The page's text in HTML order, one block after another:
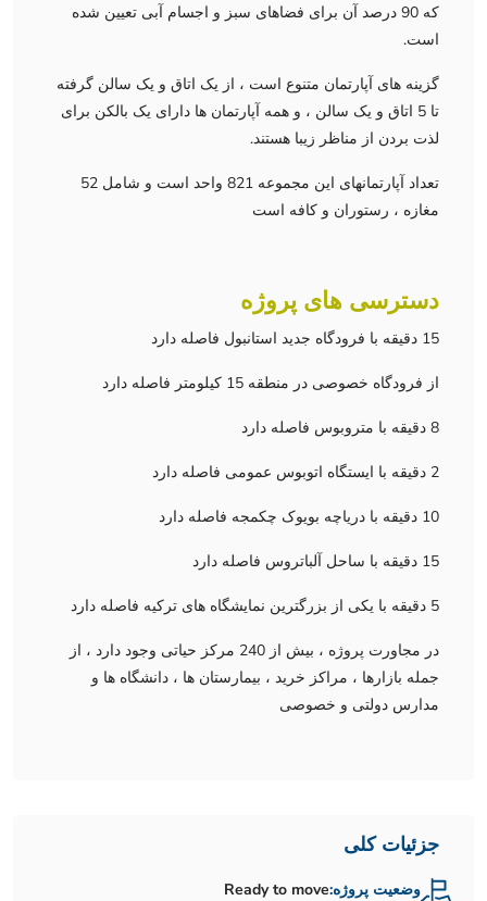
که 90 درصد آن برای فضاهای سبز و اجسام آبی تعیین شده
است.
گزینه های آپارتمان متنوع است ، از یک اتاق و یک سالن گرفته
تا 5 اتاق و یک سالن ، و همه آپارتمان ها دارای یک بالکن برای
لذت بردن از مناظر زیبا هستند.
تعداد آپارتمانهای این مجموعه 821 واحد است و شامل 52
مغازه ، رستوران و کافه است
دسترسی های پروژه
15 دقیقه با فرودگاه جدید استانبول فاصله دارد
از فرودگاه خصوصی در منطقه 15 کیلومتر فاصله دارد
8 دقیقه با متروبوس فاصله دارد
2 دقیقه با ایستگاه اتوبوس عمومی فاصله دارد
10 دقیقه با دریاچه بویوک چکمجه فاصله دارد
15 دقیقه با ساحل آلباتروس فاصله دارد
5 دقیقه با یکی از بزرگترین نمایشگاه های ترکیه فاصله دارد
در مجاورت پروژه ، بیش از 240 مرکز حیاتی وجود دارد ، از
جمله بازارها ، مراکز خرید ، بیمارستان ها ، دانشگاه ها و
مدارس دولتی و خصوصی
جزئیات کلی
وضعیت پروژه:Ready to move